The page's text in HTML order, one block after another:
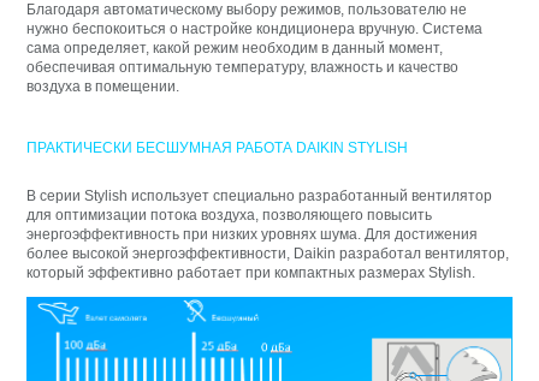
Благодаря автоматическому выбору режимов, пользователю не
нужно беспокоиться о настройке кондиционера вручную. Система
сама определяет, какой режим необходим в данный момент,
обеспечивая оптимальную температуру, влажность и качество
воздуха в помещении.
ПРАКТИЧЕСКИ БЕСШУМНАЯ РАБОТА DAIKIN STYLISH
В серии Stylish использует специально разработанный вентилятор
для оптимизации потока воздуха, позволяющего повысить
энергоэффективность при низких уровнях шума. Для достижения
более высокой энергоэффективности, Daikin разработал вентилятор,
который эффективно работает при компактных размерах Stylish.